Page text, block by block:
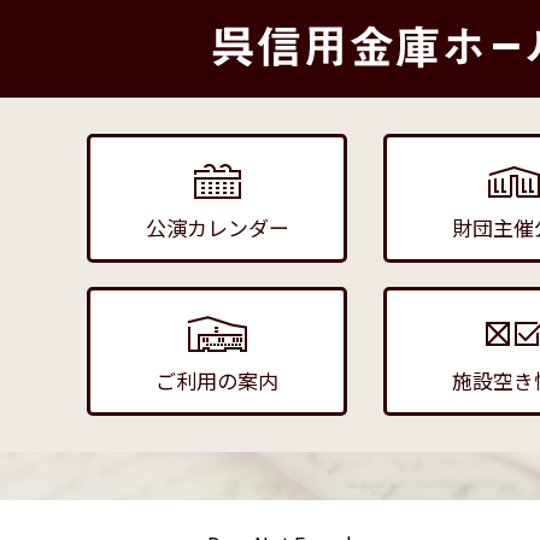
公演カレンダー 財団主
ご利用の案内 施設空き